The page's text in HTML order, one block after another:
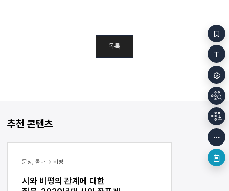
목록
추천 콘텐츠
문장, 콤마 비평
시와 비평의 관계에 대한